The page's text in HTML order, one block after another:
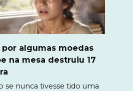
algumas moedas
na mesa destruiu 17
se nunca tivesse tido uma